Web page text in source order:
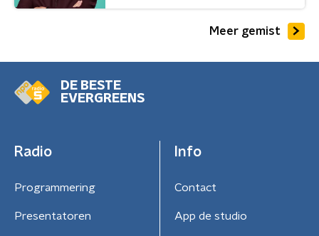
Meer gemist
DE BESTE
EVERGREENS
Radio
Programmering
Presentatoren
Info
Contact
App de studio